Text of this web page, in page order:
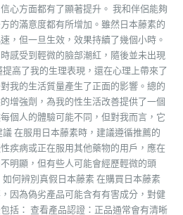
心方面都有了顯著提升。 我和伴侶能夠
的滿意度都有所增加。雖然日本藤素的
，但一旦生效，效果持續了幾個小時。
感受到輕微的臉部潮紅，隨後並未出現
高了我的生理表現，還在心理上帶來了
我的生活質量產生了正面的影響。總的
增強劑，為我的性生活改善提供了一個
個人的體驗可能不同，但對我而言，它
在服用日本藤素時，建議遵循推薦的
疾病或正在服用其他藥物的用戶，應在
明顯，但有些人可能會經歷輕微的頭
何辨別真假日本藤素 在購買日本藤素
因為偽劣產品可能含有有害成分，對健
括： 查看產品認證：正品通常會有清晰